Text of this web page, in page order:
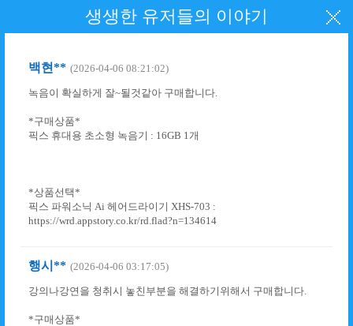
생생한 유저들의 이야기
백현** (2026-04-06 08:21:02)
녹음이 확실하게 잘~될것같아 구매합니다.
*구매상품*
픽스 휴대용 초소형 녹음기 : 16GB 1개
*상품선택*
픽스 파워소닉 Ai 헤어드라이기 XHS-703 :
https://wrd.appstory.co.kr/rd.flad?n=134614
행시** (2026-04-06 03:17:05)
강의나강연을 청취시 놓친부분을 해결하기위해서 구매합니다.
*구매상품*